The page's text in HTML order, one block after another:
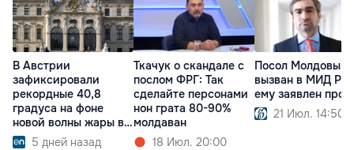
В Австрии
зафиксировали
рекордные 40,8
градуса на фоне
новой волны жары в
Европе5 дней назад
Ткачук о скандале с
послом ФРГ: Так
сделайте персонами
нон грата 80-90%
молдаван
18 Июл. 20:00
Посол Молдовы
вызван в МИД РФ:
ему заявлен
21 Июл. 14:50